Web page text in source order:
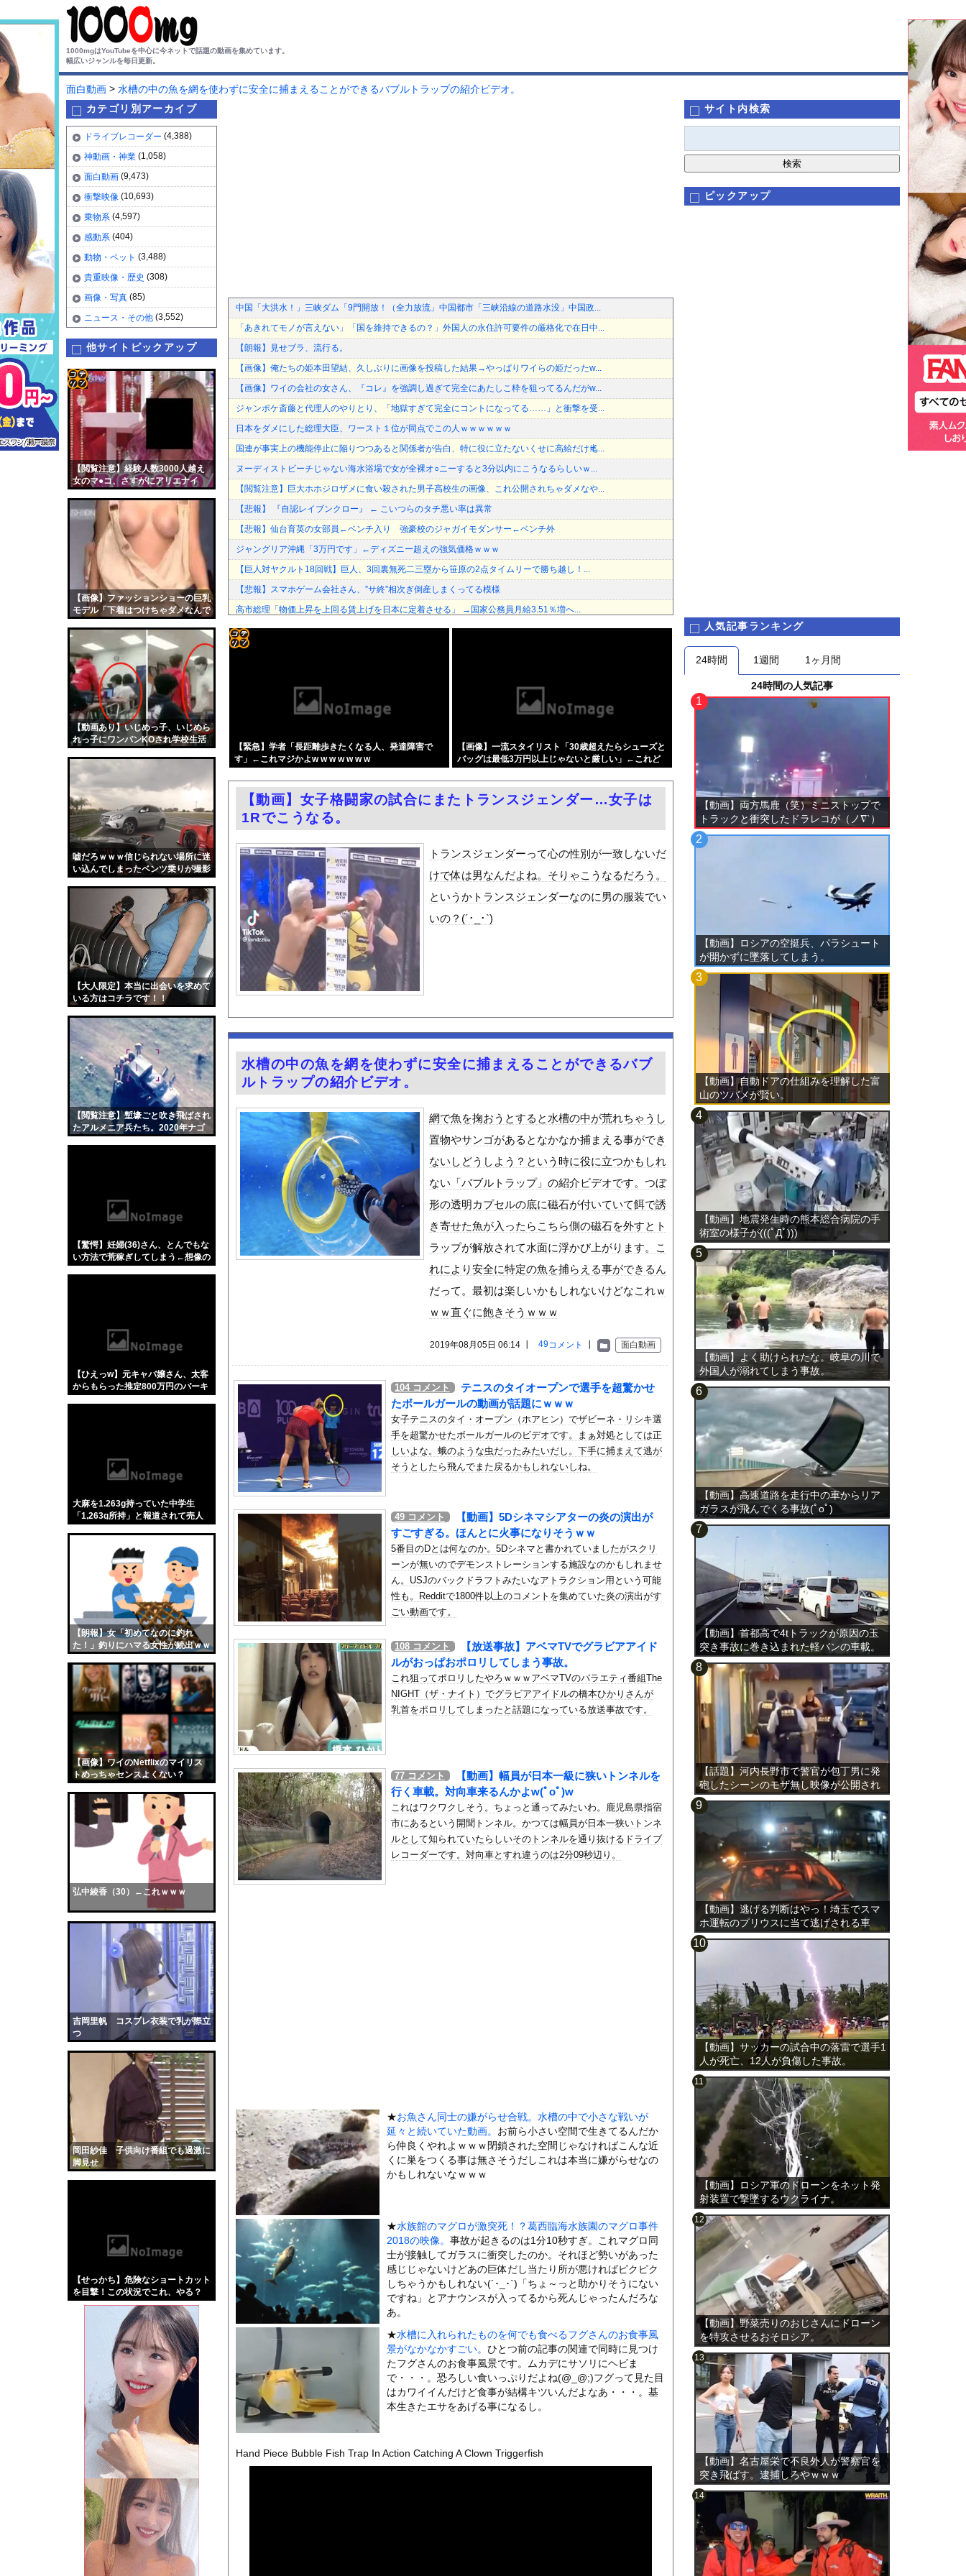
1000mgはYouTubeを中心に今ネットで話題の動画を集めています。
幅広いジャンルを毎日更新。
面白動画 > 水槽の中の魚を網を使わずに安全に捕まえることができるバブルトラップの紹介ビデオ。
カテゴリ別アーカイブ
ドライブレコーダー (4,388)
神動画・神業 (1,058)
面白動画 (9,473)
衝撃映像 (10,693)
乗物系 (4,597)
感動系 (404)
動物・ペット (3,488)
貴重映像・歴史 (308)
画像・写真 (85)
ニュース・その他 (3,552)
他サイトピックアップ
【閲覧注意】経験人数3000人越え
女のマ●コ、さすがにアリエナイ
【画像】ファッションショーの巨乳
モデル「下着はつけちゃダメなんで
【動画あり】いじめっ子、いじめら
れっ子にワンパンKOされ学校生活
嘘だろｗｗｗ信じられない場所に迷
い込んでしまったベンツ乗りが撮影
【大人限定】本当に出会いを求めて
いる方はコチラです！！
【閲覧注意】塹壕ごと吹き飛ばされ
たアルメニア兵たち。2020年ナゴ
【驚愕】妊婦(36)さん、とんでもな
い方法で荒稼ぎしてしまう←想像の
【ひえっw】元キャバ嬢さん、太客
からもらった推定800万円のバーキ
大麻を1.263g持っていた中学生
「1,263g所持」と報道されて売人
【朗報】女「初めてなのに釣れ
た！」釣りにハマる女性が続出ｗｗ
【画像】ワイのNetflixのマイリス
トめっちゃセンスよくない？
弘中綾香（30）←これｗｗｗ
吉岡里帆 コスプレ衣装で乳が際立
つ
岡田紗佳 子供向け番組でも過激に
脚見せ
【せっかち】危険なショートカット
を目撃！この状況でこれ、やる？
コテ
リン
- 固
定リ
ンク
自動
更新
中国「大洪水！」三峡ダム「9門開放！（全力放流」中国都市「三峡沿線の道路水没」中国政...
「あきれてモノが言えない」「国を維持できるの？」外国人の永住許可要件の厳格化で在日中...
【朗報】見せブラ、流行る。
【画像】俺たちの姫本田望結、久しぶりに画像を投稿した結果→やっぱりワイらの姫だったw...
【画像】ワイの会社の女さん、『コレ』を強調し過ぎて完全にあたしこ枠を狙ってるんだがw...
ジャンポケ斎藤と代理人のやりとり、「地獄すぎて完全にコントになってる……」と衝撃を受...
日本をダメにした総理大臣、ワースト１位が同点でこの人ｗｗｗｗｗｗ
国連が事実上の機能停止に陥りつつあると関係者が告白、特に役に立たないくせに高給だけ毟...
ヌーディストビーチじゃない海水浴場で女が全裸オ○ニーすると3分以内にこうなるらしいｗ...
【閲覧注意】巨大ホホジロザメに食い殺された男子高校生の画像、これ公開されちゃダメなや...
【悲報】 『自認レイブンクロー』 ← こいつらのタチ悪い率は異常
【悲報】仙台育英の女部員←ベンチ入り 強豪校のジャガイモダンサー←ベンチ外
ジャングリア沖縄「3万円です」←ディズニー超えの強気価格ｗｗｗ
【巨人対ヤクルト18回戦】巨人、3回裏無死二三塁から笹原の2点タイムリーで勝ち越し！...
【悲報】スマホゲーム会社さん、”サ終”相次ぎ倒産しまくってる模様
高市総理「物価上昇を上回る賃上げを日本に定着させる」 →国家公務員月給3.51％増へ...
お前らがメイドイン韓国で認めてるもの 「キムチ」あと3つは？
只今病院にて糖尿病の診断を下されました
【画像】コメ 損切り加速ｗｗｗｗｗｗｗｗｗ
北朝鮮の弾道ミサイル部隊、ロシアのヴォロネジ州に展開か…北朝鮮は本質的にウクライナと...
【悲報】Q：なぜ辺野古転覆事故の防カメ映像をすぐに公開しなかったのか？ → 玉城デニ...
乳首の立ちっぷりが凄い女社長のひなの花音が中出し解禁
【ニュース】 広島記念公園を追い出された左翼さん、流石にキモすぎて炎上
和田海佑、写真集がエロい！NMB48のノーブラ限界露出で乳首見えそうなおっぱい、最高...
エロ漫画『冥婚の花嫁』をrawやhitomiを使わずに無料で読む方法│五梅
路上駐車経験率が過去最少の21%へ低下！タイムズ会員にアンケート
中国「大洪水！」三峡ダム「9門開放！（全力放流」中国都市「三峡沿線の道路水没」中国政...
職場の人妻と不倫をして、ついに、、、
韓国国会、サッカー前代表監督を追及「なぜ負けたのか」
日本旅行キャンセルすべきか…1万年ぶり史上最大級の火山の兆し＝韓国の反応
うちのネコが目の前にいた。私が上に物を投げるフリをする → 猫はこうなります…
お前ら「日本も核武装汁！」←１万発の核弾頭どこに
【画像】小倉優子(42)、大学の友達と初めての飲み会wwwwwww
パチンコスロット中毒者達がハマる前に見たかった動画
『悪役令嬢転生おじさん』6話感想 モブ令嬢に絡まれるアンナ！
おすすめのG-SHOCK教えろ。それ買う。ちな現場仕事
家系ラーメンにチャーシューとキャベツをトッピングして食べるのが好き
TBS新人アナ ブラチラ、お尻くっきり、Y字開脚！！
【悲報】ラッパーさん、札束披露するもネット民から新社会人の初ボーナスくらいしかないと...
【悲報】BYDの軽EVラッコを自動車評論家が褒めてる日本、中国人からは馬鹿にされてる...
グラビア界の“がん攻めルーキー”三園響子にがん攻めされたいよな！
今の時期 河口で釣れる美味い魚教えて
【Xの車窓から】オービスかと思ったら野生の炊飯器で草 ほか
【ポロリ悲話】ネットで拡散してるおっぱいポロリ動画、何故か叩かれる・・・
【衝撃】「かわいい虫」ランキング、ついに発表される
「アメリカのヤンキーがアジア人にケンカを売った結果ｗｗｗ」 ほか
【悲報】「蕎麦」とかいう自炊最強のメシｗｗｗｗｗｗｗｗ
【4/4】嫁が浮気をしている。私の知らないスマホで連絡を取り合い、日中会ったりしてい...
仲のいいママグループとちょくちょくお互いの家に行き来したりしていたら、まぁ物が無くな...
【エヴァンゲリオン】ロボ道「エヴァンゲリオン弐号機（TVシリーズVer.）」アクショ...
【動画】両方馬鹿（笑）ミニストップでトラックと衝突したドラレコが（ノ∇`）
【悲報】米倉涼子さん、フライデーに不意討ちされてしまうｗｗｗｗｗ（画像あり）
海外「日本なんて行くんじゃなかった…」 日本を知ってしまったディズニー信者、帰国後『...
【画像】エチビデ女優さん、番組の企画でハッスルしすぎてしまうｗｗｗｗｗｗ
ボストン・レッドソックス 64勝51敗 .557 リーグ3位 地区3位 ←これ
おすすめのG-SHOCK教えろ。それ買う。ちな現場仕事
やっぱり肉が好き
外国人「2026年バロンドールは誰が受賞すべき?」エンバペ、今季無冠でも初受賞か!?...
【珍報】日向坂さん新曲タイトル、『イチャイチャ虫』ｗｗｗ★2
韓国サッカー協会、外国人審判を性接待で買収しまくっていた事が判明
【画像】この女優さん、可愛すぎる
【朗報】齋藤飛鳥、前屈みで完全に見えてる動画が拡散されてしまう…
【画像】おまえらこういう地雷系の女子高生って好きじゃないの？
海外「日本よ、お前がナンバーワンだ」 熊本地震直後の日本の対応のスピードに世界が衝撃
勇気を出して白人美女にチン凸したアジア人短小男
10年もの間浮気してた嫁。まさかと思い長男のDNA鑑定をするがいいな？と問うと、元嫁...
ウクライナ侵攻以降、ロシア軍兵士のHIV感染が2000％急増…ウクライナメディア！
【配信者】「金バエ」のSNS更新が1週間途絶え、様々な憶測が飛び交う。1週間ぶりの投...
【画像】女の子「危機管理フォーーーーム！！！」
私「ちょっと、人の家の金庫触らないでよ！」キチママ『そこに金庫があったから、開けてみ...
【急増】「外国人受け入れ反対」56.3％に わずか2年で20.7ポイント増、東大調査...
★★昨晩、久しぶりに嫁とセックスしたんだが・・・
道路脇で男性が缶切断していたドラム缶が爆発
【黒歴史】こういう昔の大学ヤリサーの流出エロ動画（顔出し）が一番抜ける
韓国人「安貞桓が韓国代表に激怒！『惨憺たる結果、徹底的な刷新が必要だ』と監督や協会を...
ケンタッキーとか言う唐揚げ屋ｗｗｗｗｗ
【画像】このAVが性癖ブッ刺さりで精子ドクドク作られるわｗｗｗｗ
【悲報】味噌ラーメンで行列、出来ない
【中国】男の子が爆竹に点火 マンホールが爆発しふた吹き飛ぶ
【画像】伊藤舞雪とかいうＡＶ女優ｗｗｗｗｗｗｗｗｗｗw
【緊急】肛門にスティックのり入れたけど出てこないの！！
お知らせ
【動画】これはお見事。中国重慶市で珍しい事故が撮影される。
Powered by livedoor 相互RSS
このページは
1000mgが管理しています。 RSS設定 更新順130件まで。それ以降の古いものは表
示されません。
【緊急】学者「長距離歩きたくなる人、発達障害で
す」←これマジかよw w w w w w w
【画像】一流スタイリスト「30歳超えたらシューズと
バッグは最低3万円以上じゃないと厳しい」←これど
自動
更新
【動画】女子格闘家の試合にまたトランスジェンダー…女子は
1Rでこうなる。
トランスジェンダーって心の性別が一致しないだ
けで体は男なんだよね。そりゃこうなるだろう。
というかトランスジェンダーなのに男の服装でい
いの？(´･_･`)
水槽の中の魚を網を使わずに安全に捕まえることができるバブ
ルトラップの紹介ビデオ。
網で魚を掬おうとすると水槽の中が荒れちゃうし
置物やサンゴがあるとなかなか捕まえる事ができ
ないしどうしよう？という時に役に立つかもしれ
ない「バブルトラップ」の紹介ビデオです。つぼ
形の透明カプセルの底に磁石が付いていて餌で誘
き寄せた魚が入ったらこちら側の磁石を外すとト
ラップが解放されて水面に浮かび上がります。こ
れにより安全に特定の魚を捕らえる事ができるん
だって。最初は楽しいかもしれないけどなこれｗ
ｗｗ直ぐに飽きそうｗｗｗ
面白動画
49コメント
2019年08月05日 06:14 ┃
104 コメント
テニスのタイオープンで選手を超驚かせ
たボールガールの動画が話題にｗｗｗ
女子テニスのタイ・オープン（ホアヒン）でザビーネ・リシキ選
手を超驚かせたボールガールのビデオです。まぁ対処としては正
しいよな。蛾のような虫だったみたいだし。下手に捕まえて逃が
そうとしたら飛んでまた戻るかもしれないしね。
49 コメント
【動画】5Dシネマシアターの炎の演出が
すごすぎる。ほんとに火事になりそうｗｗ
5番目のDとは何なのか。5Dシネマと書かれていましたがスクリ
ーンが無いのでデモンストレーションする施設なのかもしれませ
ん。USJのバックドラフトみたいなアトラクション用という可能
性も。Redditで1800件以上のコメントを集めていた炎の演出がす
ごい動画です。
108 コメント
【放送事故】アベマTVでグラビアアイド
ルがおっぱおポロリしてしまう事故。
これ狙ってポロリしたやろｗｗｗアベマTVのバラエティ番組The
NIGHT（ザ・ナイト）でグラビアアイドルの橋本ひかりさんが
乳首をポロリしてしまったと話題になっている放送事故です。
77 コメント
【動画】幅員が日本一級に狭いトンネルを
行く車載。対向車来るんかよw(ﾟoﾟ)w
これはワクワクしそう。ちょっと通ってみたいわ。鹿児島県指宿
市にあるという開聞トンネル。かつては幅員が日本一狭いトンネ
ルとして知られていたらしいそのトンネルを通り抜けるドライブ
レコーダーです。対向車とすれ違うのは2分09秒辺り。
★お魚さん同士の嫌がらせ合戦。水槽の中で小さな戦いが
延々と続いていた動画。 お前ら小さい空間で生きてるんだか
ら仲良くやれよｗｗｗ閉鎖された空間じゃなければこんな近
くに巣をつくる事は無さそうだしこれは本当に嫌がらせなの
かもしれないなｗｗｗ
★水族館のマグロが激突死！？葛西臨海水族園のマグロ事件
2018の映像。 事故が起きるのは1分10秒すぎ。これマグロ同
士が接触してガラスに衝突したのか。それほど勢いがあった
感じじゃないけどあの巨体だし当たり所が悪ければピクピク
しちゃうかもしれない(´･_･`)「ちょ～っと助かりそうにない
ですね」とアナウンスが入ってるから死んじゃったんだろな
あ。
★水槽に入れられたものを何でも食べるフグさんのお食事風
景がなかなかすごい。 ひとつ前の記事の関連で同時に見つけ
たフグさんのお食事風景です。ムカデにサソリにヘビま
で・・・。恐ろしい食いっぷりだよね(@_@;)フグって見た目
はカワイイんだけど食事が結構キツいんだよなあ・・・。基
本生きたエサをあげる事になるし。
Hand Piece Bubble Fish Trap In Action Catching A Clown Triggerfish
サイト内検索
ピックアップ
人気記事ランキング
24時間 1週間 1ヶ月間
24時間の人気記事
【動画】両方馬鹿（笑）ミニストップで
トラックと衝突したドラレコが（ノ∇`）
【動画】ロシアの空挺兵、パラシュート
が開かずに墜落してしまう。
【動画】自動ドアの仕組みを理解した富
山のツバメが賢い。
【動画】地震発生時の熊本総合病院の手
術室の様子が(((ﾟДﾟ)))
【動画】よく助けられたな。岐阜の川で
外国人が溺れてしまう事故。
【動画】高速道路を走行中の車からリア
ガラスが飛んでくる事故(ﾟoﾟ)
【動画】首都高で4tトラックが原因の玉
突き事故に巻き込まれた軽バンの車載。
【話題】河内長野市で警官が包丁男に発
砲したシーンのモザ無し映像が公開され
る。
【動画】逃げる判断はやっ！埼玉でスマ
ホ運転のプリウスに当て逃げされる車
載。
【動画】サッカーの試合中の落雷で選手1
人が死亡、12人が負傷した事故。
【動画】ロシア軍のドローンをネット発
射装置で撃墜するウクライナ。
【動画】野菜売りのおじさんにドローン
を特攻させるおそロシア。
【動画】名古屋栄で不良外人が警察官を
突き飛ばす。逮捕しろやｗｗｗ